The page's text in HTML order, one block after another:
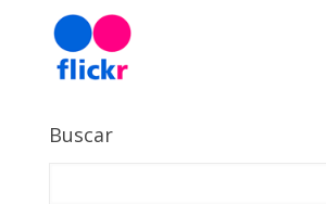
Buscar